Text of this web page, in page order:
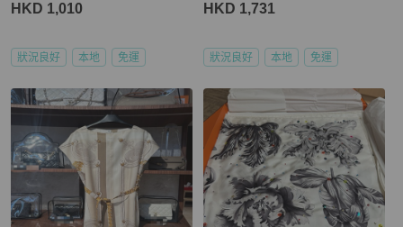
HKD 1,010
狀況良好 本地 免運
HKD 1,731
狀況良好 本地 免運